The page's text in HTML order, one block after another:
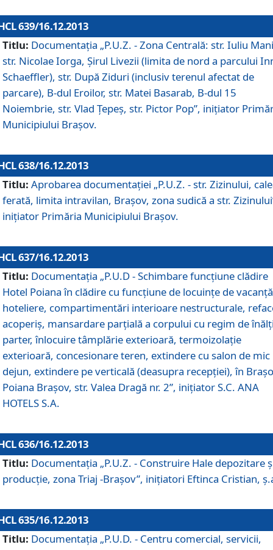
639/16.12.2013
Titlu: Documentaţia „P.U.Z. - Zona Centrală: str. Iuliu
str. Nicolae Iorga, Şirul Livezii (limita de nord a parcului
Schaeffler), str. După Ziduri (inclusiv terenul afectat de
parcare), B-dul Eroilor, str. Matei Basarab, B-dul 15
Noiembrie, str. Vlad Ţepeş, str. Pictor Pop”, iniţiator
Municipiului Braşov.
638/16.12.2013
Titlu: Aprobarea documentaţiei „P.U.Z. - str. Zizinului,
ferată, limita intravilan, Braşov, zona sudică a str.
iniţiator Primăria Municipiului Braşov.
637/16.12.2013
Titlu: Documentaţia „P.U.D - Schimbare funcţiune clădire
Hotel Poiana în clădire cu funcţiune de locuinţe de
hoteliere, compartimentări interioare nestructurale,
acoperiş, mansardare parţială a corpului cu regim de
parter, înlocuire tâmplărie exterioară, termoizolaţie
exterioară, concesionare teren, extindere cu salon de mic
dejun, extindere pe verticală (deasupra recepţiei), în
Poiana Braşov, str. Valea Dragă nr. 2”, iniţiator S.C. ANA
HOTELS S.A.
636/16.12.2013
Titlu: Documentaţia „P.U.Z. - Construire Hale depozitare
producţie, zona Triaj -Braşov”, iniţiatori Eftinca Cristian,
635/16.12.2013
Titlu: Documentaţia „P.U.D. - Centru comercial, servicii,